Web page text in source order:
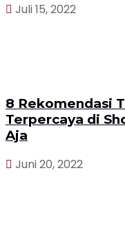
Juli 15, 2022
8 Rekomendasi
Terpercaya di
Aja
Juni 20, 2022